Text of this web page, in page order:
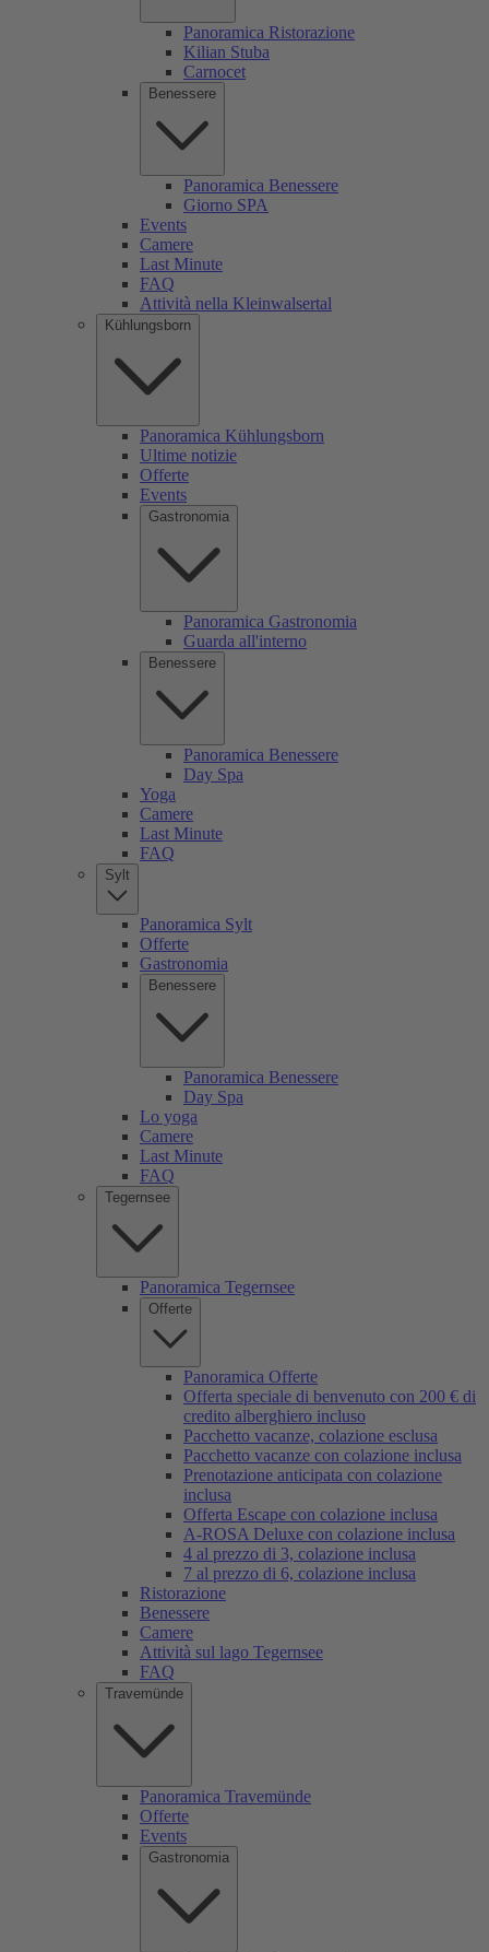
Panoramica Ristorazione
Kilian Stuba
Carnocet
Benessere
Panoramica Benessere
Giorno SPA
Events
Camere
Last Minute
FAQ
Attività nella Kleinwalsertal
Kühlungsborn
Panoramica Kühlungsborn
Ultime notizie
Offerte
Events
Gastronomia
Panoramica Gastronomia
Guarda all'interno
Benessere
Panoramica Benessere
Day Spa
Yoga
Camere
Last Minute
FAQ
Sylt
Panoramica Sylt
Offerte
Gastronomia
Benessere
Panoramica Benessere
Day Spa
Lo yoga
Camere
Last Minute
FAQ
Tegernsee
Panoramica Tegernsee
Offerte
Panoramica Offerte
Offerta speciale di benvenuto con 200 € di
credito alberghiero incluso
Pacchetto vacanze, colazione esclusa
Pacchetto vacanze con colazione inclusa
Prenotazione anticipata con colazione
inclusa
Offerta Escape con colazione inclusa
A-ROSA Deluxe con colazione inclusa
4 al prezzo di 3, colazione inclusa
7 al prezzo di 6, colazione inclusa
Ristorazione
Benessere
Camere
Attività sul lago Tegernsee
FAQ
Travemünde
Panoramica Travemünde
Offerte
Events
Gastronomia